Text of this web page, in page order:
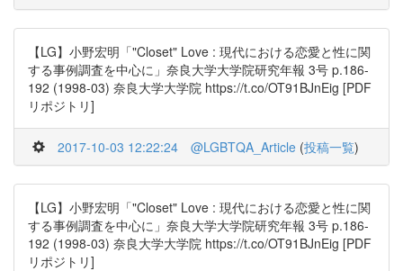
【LG】小野宏明「"Closet" Love : 現代における恋愛と性に関
する事例調査を中心に」奈良大学大学院研究年報 3号 p.186-
192 (1998-03) 奈良大学大学院 https://t.co/OT91BJnEig [PDF
リポジトリ]
2017-10-03 12:22:24 @LGBTQA_Article (投稿一覧)
【LG】小野宏明「"Closet" Love : 現代における恋愛と性に関
する事例調査を中心に」奈良大学大学院研究年報 3号 p.186-
192 (1998-03) 奈良大学大学院 https://t.co/OT91BJnEig [PDF
リポジトリ]